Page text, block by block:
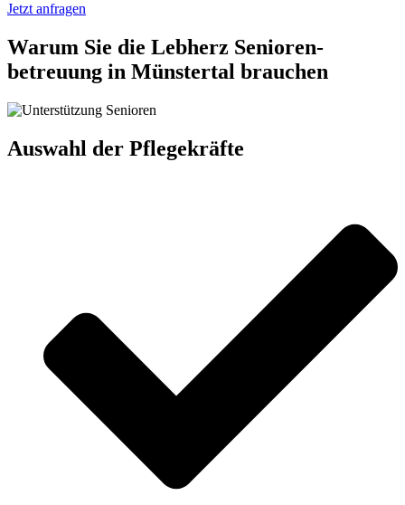
Jetzt anfragen
Warum Sie die Lebherz Senioren­
betreuung in Münstertal brauchen
Auswahl der Pflegekräfte